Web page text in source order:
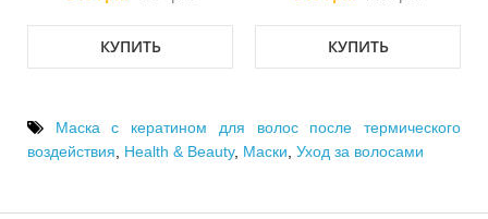
КУПИТЬ КУПИТЬ
Маска с кератином для волос после термического
воздействия, Health & Beauty, Маски, Уход за волосами